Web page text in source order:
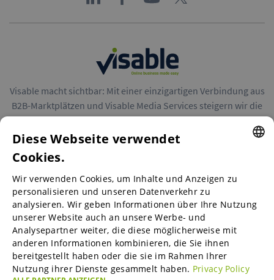
Visable macht sichtbar: Mit einer einzigartigen Verbindung aus
B2B-Marktplätzen und Visable Media Services steigern wir die
Reichweite von Unternehmen in Europa.
B2B-Marktplätze
Visable Media Services
ENGLISH
GERMAN
SPANISH
FRENCH
ITALIAN
Diese Webseite verwendet
Cookies.
Wir verwenden Cookies, um Inhalte und Anzeigen zu
personalisieren und unseren Datenverkehr zu
analysieren. Wir geben Informationen über Ihre Nutzung
unserer Website auch an unsere Werbe- und
Analysepartner weiter, die diese möglicherweise mit
anderen Informationen kombinieren, die Sie ihnen
bereitgestellt haben oder die sie im Rahmen Ihrer
Nutzung ihrer Dienste gesammelt haben. Privacy Policy